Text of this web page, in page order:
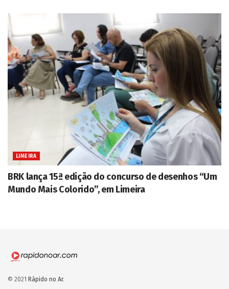
LIMEIRA
BRK lança 15ª edição do concurso de desenhos “Um
Mundo Mais Colorido”, em Limeira
© 2021 Rápido no Ar.